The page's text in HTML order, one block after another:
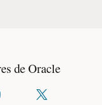
de Oracle
Síguenos